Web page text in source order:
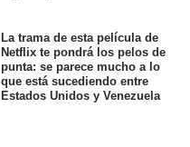
La trama de esta película de
Netflix te pondrá los pelos de
punta: se parece mucho a lo
que está sucediendo entre
Estados Unidos y Venezuela